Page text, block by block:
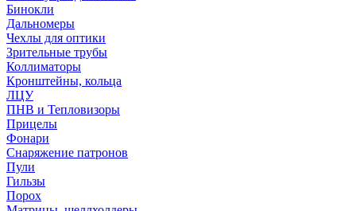
Бинокли
Дальномеры
Чехлы для оптики
Зрительные трубы
Коллиматоры
Кронштейны, кольца
ЛЦУ
ПНВ и Тепловизоры
Прицелы
Фонари
Снаряжение патронов
Пули
Гильзы
Порох